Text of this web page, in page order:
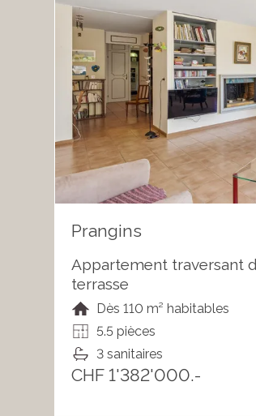
Prangins
Appartement traversant
terrasse
Dès 110 m² habitables
5.5 pièces
3 sanitaires
CHF 1'382'000.-